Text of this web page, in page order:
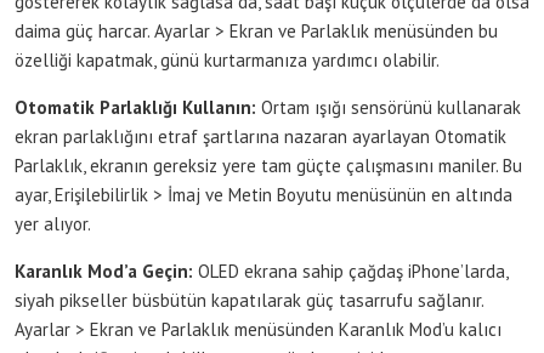
daima güç harcar. Ayarlar > Ekran ve Parlaklık menüsünden bu
özelliği kapatmak, günü kurtarmanıza yardımcı olabilir.
Otomatik Parlaklığı Kullanın: Ortam ışığı sensörünü kullanarak
ekran parlaklığını etraf şartlarına nazaran ayarlayan Otomatik
Parlaklık, ekranın gereksiz yere tam güçte çalışmasını maniler. Bu
ayar, Erişilebilirlik > İmaj ve Metin Boyutu menüsünün en altında
yer alıyor.
Karanlık Mod’a Geçin: OLED ekrana sahip çağdaş iPhone’larda,
siyah pikseller büsbütün kapatılarak güç tasarrufu sağlanır.
Ayarlar > Ekran ve Parlaklık menüsünden Karanlık Mod’u kalıcı